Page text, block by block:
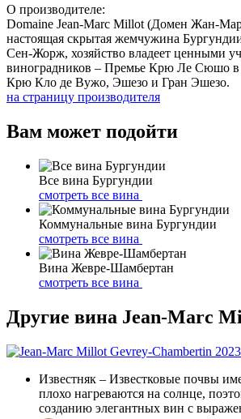
О производителе:
Domaine Jean-Marc Millot (Домен Жан-
настоящая скрытая жемчужина
Сен-Жорж, хозяйство владеет ценными
виноградников – Премье Крю Ле Сюшо
Крю Кло де Вужо, Эшезо и Гран Эшезо.
на страницу производителя
Вам может подойти
Все вина Бургундии
смотреть все вина
Коммунальные вина Бургундии
смотреть все вина
Вина Жевре-Шамбертан
смотреть все вина
Другие вина Jean-Marc
Известняк – Известковые почвы
плохо нагреваются на солнце,
созданию элегантных вин с